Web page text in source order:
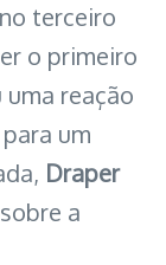
terceiro
o primeiro
reação
um
Draper
a